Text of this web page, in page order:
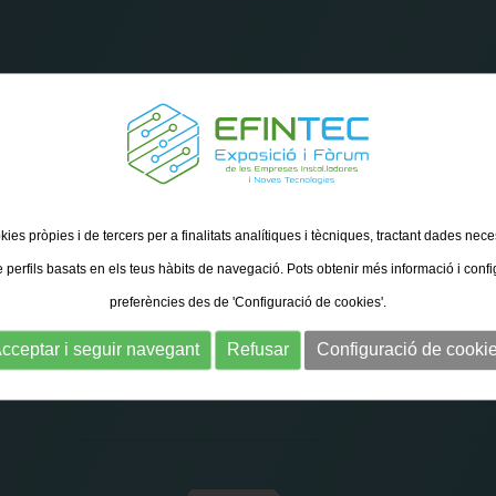
DESCARREGAR
PERSONALITZABLES PER A XARXES
pròpies i de tercers per a finalitats analítiques i tècniques, tractant dades
perfils basats en els teus hàbits de navegació. Pots obtenir més informació i
preferències des de 'Configuració de cookies'.
i seguir navegant Refusar Configuració de